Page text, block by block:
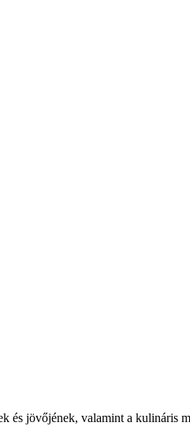
jövőjének, valamint a kulináris